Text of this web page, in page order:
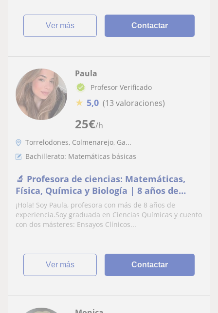
ver más Contactar
25€/h
Paula
Profesor Verificado
★ 5,0 (13 valoraciones)
Torrelodones, Colmenarejo, Ga...
Bachillerato: Matemáticas básicas
🔬 Profesora de ciencias: Matemáticas,
Física, Química y Biología | 8 años de
experiencia
¡Hola! Soy Paula, profesora con más de 8 años de
experiencia.Soy graduada en Ciencias Químicas y cuento
con dos másteres: Ensayos Clínicos...
ver más Contactar